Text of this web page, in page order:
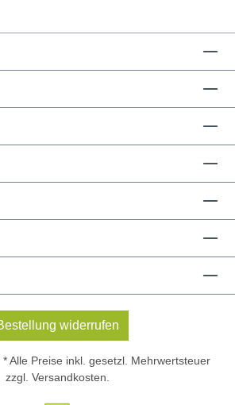
widerrufen
Alle Preise inkl. gesetzl. Mehrwertsteuer
zzgl. Versandkosten